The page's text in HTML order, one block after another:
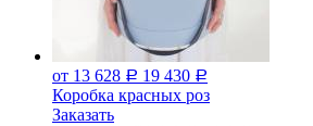
от 13 628 Р 19 430 Р
Коробка красных роз
Заказать